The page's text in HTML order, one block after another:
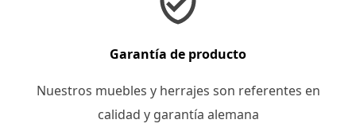
Garantía de producto
Nuestros muebles y herrajes son referentes en
calidad y garantía alemana